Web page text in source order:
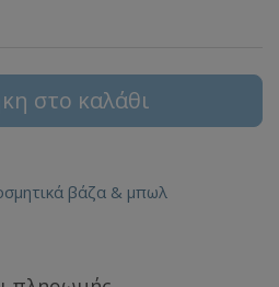
στο καλάθι
βάζα & μπωλ